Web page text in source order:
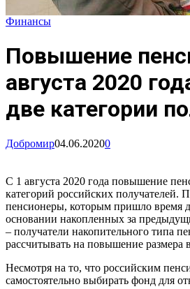
Финансы
Повышение
августа 2020
две категории
Добромир04.06.20200
С 1 августа 2020 года повышение
категорий российских получателей.
пенсионеры, которым пришло время
основании накопленных за
– получатели накопительного типа
рассчитывать на повышение размера
Несмотря на то, что российским
самостоятельно выбирать фонд для